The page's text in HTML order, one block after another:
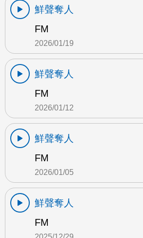
鮮聲奪人
FM
2026/01/19
鮮聲奪人
FM
2026/01/12
鮮聲奪人
FM
2026/01/05
鮮聲奪人
FM